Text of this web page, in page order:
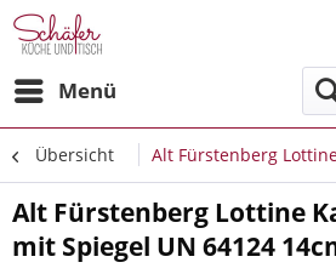
Menü
Übersicht Alt Fürstenberg
Alt Fürstenberg Lottine
mit Spiegel UN 64124